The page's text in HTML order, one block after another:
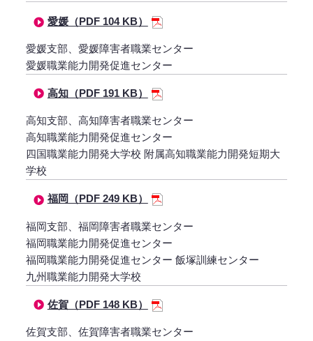
愛媛（PDF 104 KB）
愛媛支部、愛媛障害者職業センター
愛媛職業能力開発促進センター
高知（PDF 191 KB）
高知支部、高知障害者職業センター
高知職業能力開発促進センター
四国職業能力開発大学校 附属高知職業能力開発短期大
学校
福岡（PDF 249 KB）
福岡支部、福岡障害者職業センター
福岡職業能力開発促進センター
福岡職業能力開発促進センター 飯塚訓練センター
九州職業能力開発大学校
佐賀（PDF 148 KB）
佐賀支部、佐賀障害者職業センター